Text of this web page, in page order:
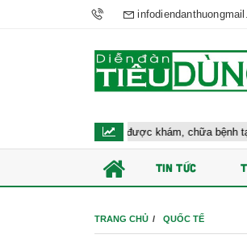
đối tượng được khám, chữa bệnh tại nhà, bảo
TIN TỨC
TRANG CHỦ QUỐC TẾ